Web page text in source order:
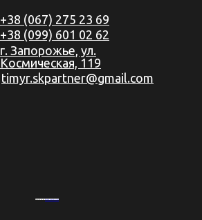
+38 (067) 275 23 69
г. Запорожье, ул.
Космическая, 119
+38 (099) 601 02 62
timyr.skpartner@gmail.com